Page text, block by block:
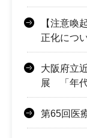
【注意喚
正化につ
大阪府立
展 「年
第65回医